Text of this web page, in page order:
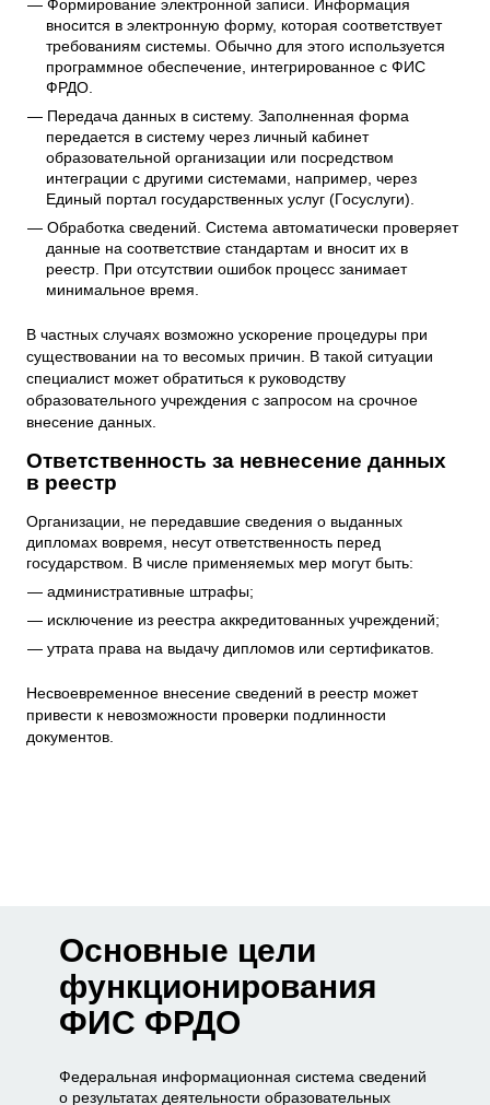
Формирование электронной записи. Информация
вносится в электронную форму, которая соответствует
требованиям системы. Обычно для этого используется
программное обеспечение, интегрированное с ФИС
ФРДО.
Передача данных в систему. Заполненная форма
передается в систему через личный кабинет
образовательной организации или посредством
интеграции с другими системами, например, через
Единый портал государственных услуг (Госуслуги).
Обработка сведений. Система автоматически проверяет
данные на соответствие стандартам и вносит их в
реестр. При отсутствии ошибок процесс занимает
минимальное время.
В частных случаях возможно ускорение процедуры при
существовании на то весомых причин. В такой ситуации
специалист может обратиться к руководству
образовательного учреждения с запросом на срочное
внесение данных.
Ответственность за невнесение данных
в реестр
Организации, не передавшие сведения о выданных
дипломах вовремя, несут ответственность перед
государством. В числе применяемых мер могут быть:
административные штрафы;
исключение из реестра аккредитованных учреждений;
утрата права на выдачу дипломов или сертификатов.
Несвоевременное внесение сведений в реестр может
привести к невозможности проверки подлинности
документов.
Основные цели
функционирования
ФИС ФРДО
Федеральная информационная система сведений
о результатах деятельности образовательных